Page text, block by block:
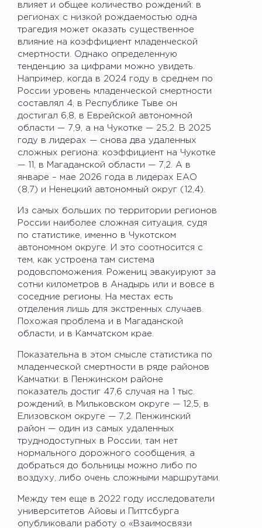
влияет и общее количество рождений: в
регионах с низкой рождаемостью одна
трагедия может оказать существенное
влияние на коэффициент младенческой
смертности. Однако определенную
тенденцию за цифрами можно увидеть.
Например, когда в 2024 году в среднем по
России уровень младенческой смертности
составлял 4, в Республике Тыве он
достигал 6,8, в Еврейской автономной
области — 7,9, а на Чукотке — 25,2. В 2025
году в лидерах — снова два удаленных
сложных региона: коэффициент на Чукотке
— 11, в Магаданской области — 7,2. А в
январе – мае 2026 года в лидерах ЕАО
(8,7) и Ненецкий автономный округ (12,4).
Из самых больших по территории регионов
России наиболее сложная ситуация, судя
по статистике, именно в Чукотском
автономном округе. И это соотносится с
тем, как устроена там система
родовспоможения. Рожениц эвакуируют за
сотни километров в Анадырь или и вовсе в
соседние регионы. На местах есть
отделения лишь для экстренных случаев.
Похожая проблема и в Магаданской
области, и в Камчатском крае.
Показательна в этом смысле статистика по
младенческой смертности в ряде районов
Камчатки: в Пенжинском районе
показатель достиг 47,6 случая на 1 тыс.
рождений, в Мильковском округе — 12,5, в
Елизовском округе — 7,2. Пенжинский
район — один из самых удаленных
труднодоступных в России, там нет
нормального дорожного сообщения, а
добраться до больницы можно либо по
воздуху, либо очень сложными маршрутами.
Между тем еще в 2022 году исследователи
университетов Айовы и Питтсбурга
опубликовали работу о «Взаимосвязи